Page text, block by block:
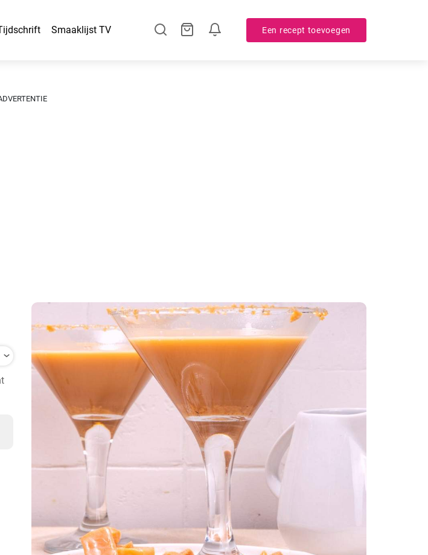
Smaaklijst TV Een recept toevoegen